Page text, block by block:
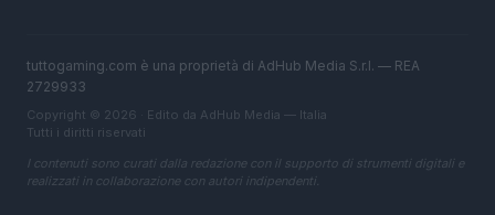
tuttogaming.com è una proprietà di AdHub Media S.r.l. — REA
2729933
Copyright © 2026 · Edito da AdHub Media — Italia
Tutti i diritti riservati
I contenuti sono curati dalla redazione con il supporto di strumenti digitali e
realizzati in collaborazione con autori indipendenti.